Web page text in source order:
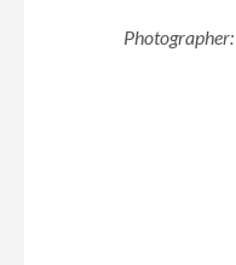
Photographer: